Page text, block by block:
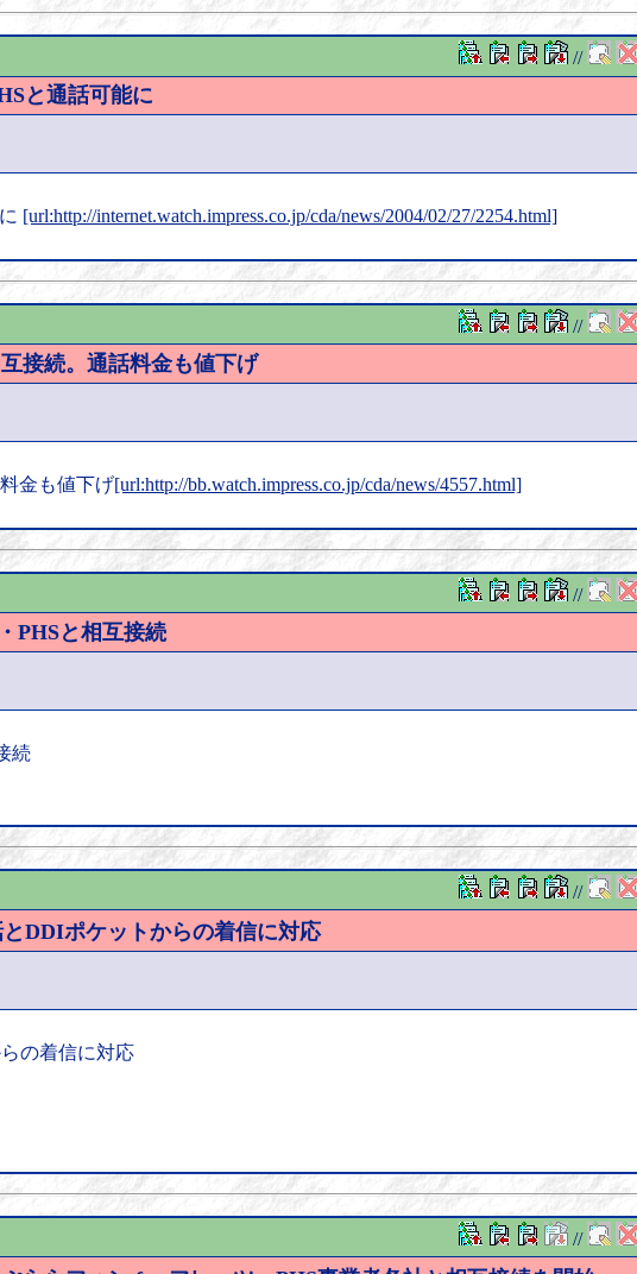
//
と通話可能に
[url:http://internet.watch.impress.co.jp/cda/news/2004/02/27/2254.html]
//
接続。通話料金も値下げ
金も値下げ[url:http://bb.watch.impress.co.jp/cda/news/4557.html]
//
PHSと相互接続
続
//
DDIポケットからの着信に対応
の着信に対応
//